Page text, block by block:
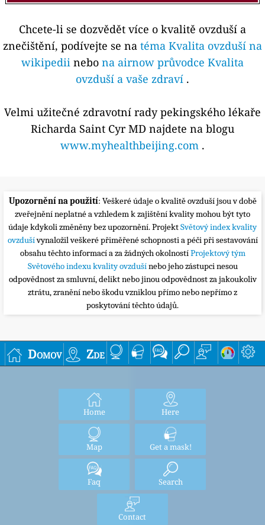
Chcete-li se dozvědět více o kvalitě ovzduší a
znečištění, podívejte se na téma Kvalita ovzduší na
wikipedii nebo na airnow průvodce Kvalita
ovzduší a vaše zdraví .
Velmi užitečné zdravotní rady pekingského lékaře
Richarda Saint Cyr MD najdete na blogu
www.myhealthbeijing.com .
Upozornění na použití: Veškeré údaje o kvalitě ovzduší jsou v době
zveřejnění neplatné a vzhledem k zajištění kvality mohou být tyto
údaje kdykoli změněny bez upozornění. ProjektSvětový index kvality
ovzdušívynaložil veškeré přiměřené schopnosti a péči při sestavování
obsahu těchto informací a za žádných okolnostíProjektový tým
Světového indexu kvality ovzdušínebo jeho zástupci nesou
odpovědnost za smluvní, delikt nebo jinou odpovědnost za jakoukoliv
ztrátu, zranění nebo škodu vzniklou přímo nebo nepřímo z
poskytování těchto údajů.
Domov Zde
Home Here
Map Get a mask!
Faq Search
Contact